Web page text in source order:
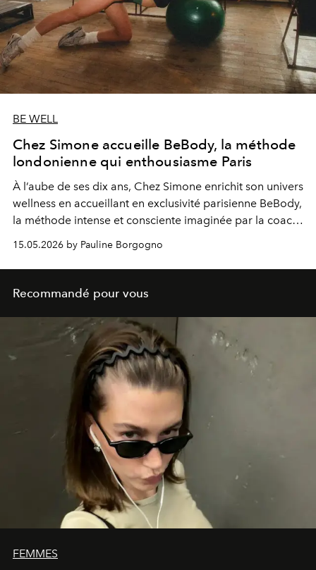
BE WELL
Chez Simone accueille BeBody, la méthode
londonienne qui enthousiasme Paris
À l’aube de ses dix ans, Chez Simone enrichit son univers
wellness en accueillant en exclusivité parisienne BeBody,
la méthode intense et consciente imaginée par la coach
londonienne Lucy Borrie.
15.05.2026 by Pauline Borgogno
Recommandé pour vous
FEMMES